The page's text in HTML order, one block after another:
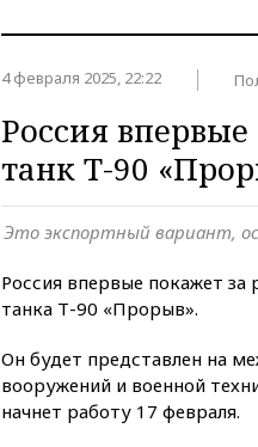
4 февраля 2025, 22:22
Россия
танк Т-90
Это экспортный вариант,
Россия впервые покажет
танка Т-90 «Прорыв».
Он будет представлен на
вооружений и военной
начнет работу 17 февраля.